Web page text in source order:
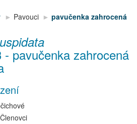
Pavouci pavučenka zahrocená
-pavučenka zahrocená